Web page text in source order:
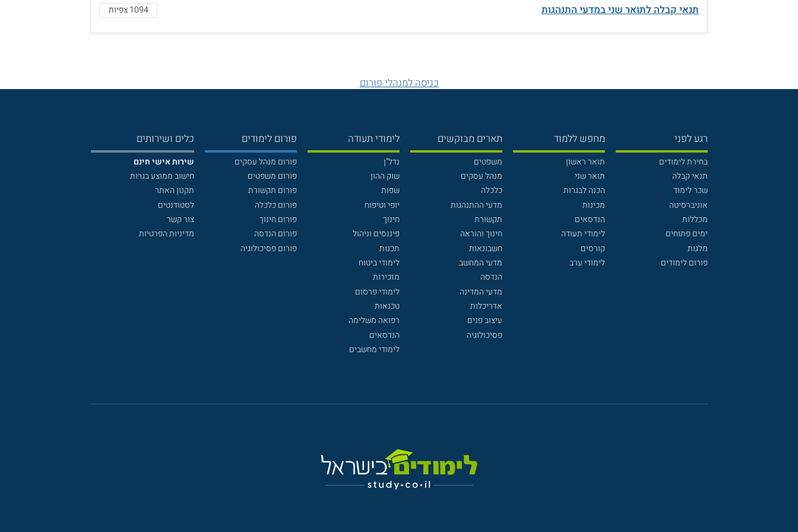
תנאי קבלה לתואר שני במדעי התנהגות 1094 צפיות
כניסה למנהלי פורום
רגע לפני
בחירת לימודים
תנאי קבלה
שכר לימוד
אוניברסיטה
מכללות
ימים פתוחים
מלגות
פורום לימודים
מחפש ללמוד
תואר ראשון
תואר שני
הכנה לבגרות
מכינות
הנדסאים
לימודי תעודה
קורסים
לימודי ערב
תארים מבוקשים
משפטים
מנהל עסקים
כלכלה
מדעי ההתנהגות
תקשורת
חינוך והוראה
חשבונאות
מדעי המחשב
הנדסה
מדעי המדינה
אדריכלות
עיצוב פנים
פסיכולוגיה
לימודי תעודה
נדל"ן
שוק ההון
שפות
יופי וטיפוח
חינוך
פיננסים וניהול
תכנות
לימודי ביטוח
מזכירות
לימודי פרסום
טכנאות
רפואה משלימה
הנדסאים
לימודי מחשבים
פורום לימודים
פורום מנהל עסקים
פורום משפטים
פורום תקשורת
פורום כלכלה
פורום חינוך
פורום הנדסה
פורום פסיכולוגיה
כלים ושירותים
שירות אישי חינם
חישוב ממוצע בגרות
תקנון האתר
לסטודנטים
צור קשר
מדיניות הפרטיות